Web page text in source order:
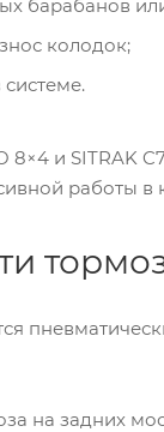
барабанов
колодок;
8×4 и SITRAK
работы в
на задних